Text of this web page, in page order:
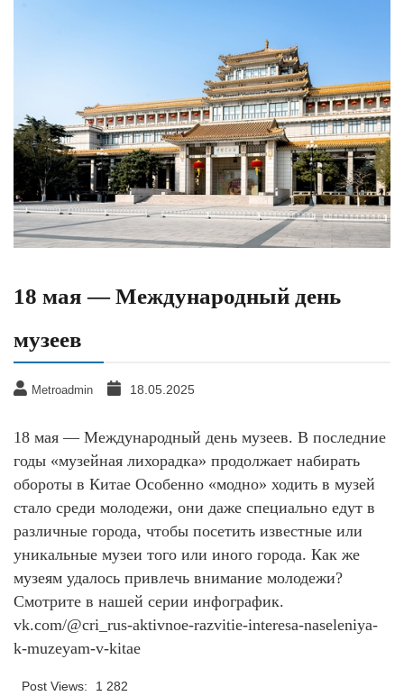
18 мая — Международный день
музеев
Metroadmin 18.05.2025
18 мая — Международный день музеев. В последние
годы «музейная лихорадка» продолжает набирать
обороты в Китае Особенно «модно» ходить в музей
стало среди молодежи, они даже специально едут в
различные города, чтобы посетить известные или
уникальные музеи того или иного города. Как же
музеям удалось привлечь внимание молодежи?
Смотрите в нашей серии инфографик.
vk.com/@cri_rus-aktivnoe-razvitie-interesa-naseleniya-
k-muzeyam-v-kitae
Post Views: 1 282